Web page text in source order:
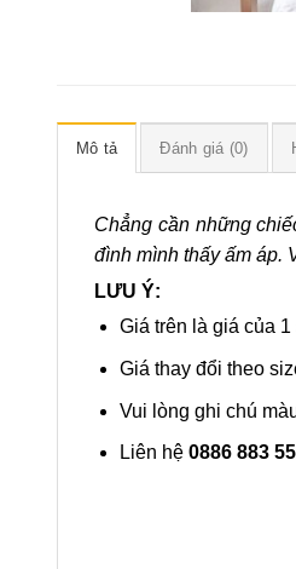
Mô tả Đánh giá (0)
Chẳng cần những
đình mình thấy ấm áp.
LƯU Ý:
Giá trên là giá của 1
Giá thay đổi theo
Vui lòng ghi chú
Liên hệ 0886 883